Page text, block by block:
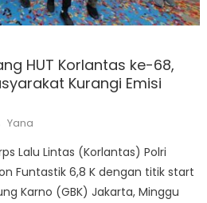
HUT Korlantas ke-68,
Kurangi Emisi
Author
Yana
Lalu Lintas (Korlantas) Polri
Funtastik 6,8 K dengan titik start
Karno (GBK) Jakarta, Minggu